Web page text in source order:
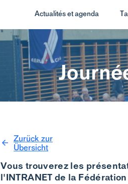
Actualités et agenda
Zurück zur
Übersicht
Vous trouverez les
l'INTRANET de la